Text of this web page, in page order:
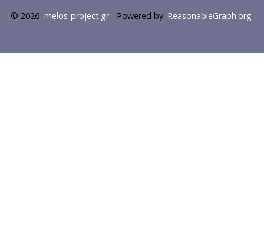
© 2026 melos-project.gr- Powered by: ReasonableGraph.org